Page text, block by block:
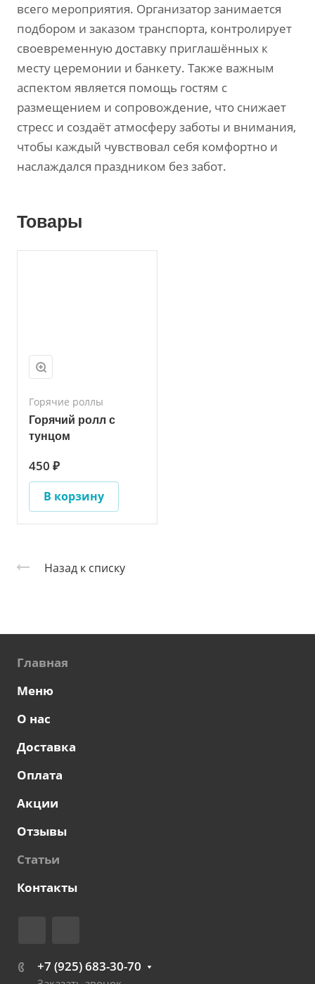
всего мероприятия. Организатор занимается
подбором и заказом транспорта‚ контролирует
своевременную доставку приглашённых к
месту церемонии и банкету. Также важным
аспектом является помощь гостям с
размещением и сопровождение‚ что снижает
стресс и создаёт атмосферу заботы и внимания‚
чтобы каждый чувствовал себя комфортно и
наслаждался праздником без забот.
Товары
Горячие роллы
Горячий ролл с
тунцом
450 ₽
В корзину
Назад к списку
Главная
Меню
О нас
Доставка
Оплата
Акции
Отзывы
Статьи
Контакты
+7 (925) 683-30-70